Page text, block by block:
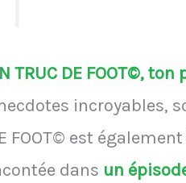
TRUC DE FOOT©,
incroyables,
FOOT© est
dans un